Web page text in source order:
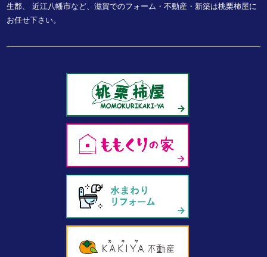
生郡、
近江八幡市など、滋賀でのフォーム・不動産・新築は桃栗柿屋に
お任せ下さい。